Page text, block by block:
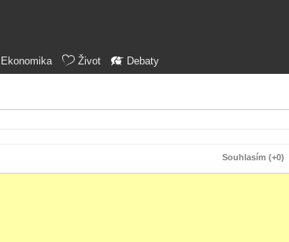
Ekonomika Život Debaty
Souhlasím (+0)